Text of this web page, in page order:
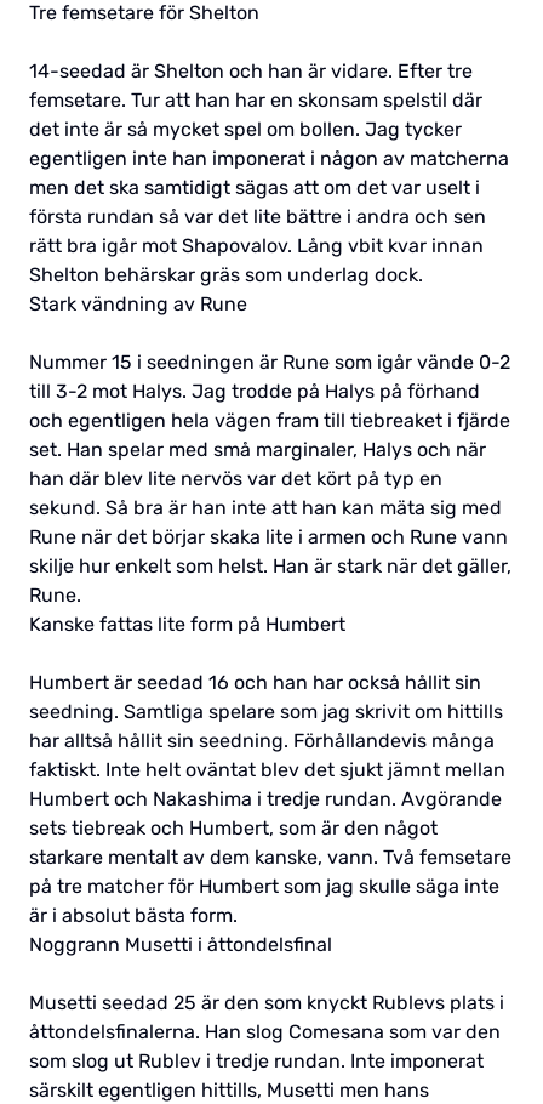
Tre femsetare för Shelton
14-seedad är Shelton och han är vidare. Efter tre
femsetare. Tur att han har en skonsam spelstil där
det inte är så mycket spel om bollen. Jag tycker
egentligen inte han imponerat i någon av matcherna
men det ska samtidigt sägas att om det var uselt i
första rundan så var det lite bättre i andra och sen
rätt bra igår mot Shapovalov. Lång vbit kvar innan
Shelton behärskar gräs som underlag dock.
Stark vändning av Rune
Nummer 15 i seedningen är Rune som igår vände 0-2
till 3-2 mot Halys. Jag trodde på Halys på förhand
och egentligen hela vägen fram till tiebreaket i fjärde
set. Han spelar med små marginaler, Halys och när
han där blev lite nervös var det kört på typ en
sekund. Så bra är han inte att han kan mäta sig med
Rune när det börjar skaka lite i armen och Rune vann
skilje hur enkelt som helst. Han är stark när det gäller,
Rune.
Kanske fattas lite form på Humbert
Humbert är seedad 16 och han har också hållit sin
seedning. Samtliga spelare som jag skrivit om hittills
har alltså hållit sin seedning. Förhållandevis många
faktiskt. Inte helt oväntat blev det sjukt jämnt mellan
Humbert och Nakashima i tredje rundan. Avgörande
sets tiebreak och Humbert, som är den något
starkare mentalt av dem kanske, vann. Två femsetare
på tre matcher för Humbert som jag skulle säga inte
är i absolut bästa form.
Noggrann Musetti i åttondelsfinal
Musetti seedad 25 är den som knyckt Rublevs plats i
åttondelsfinalerna. Han slog Comesana som var den
som slog ut Rublev i tredje rundan. Inte imponerat
särskilt egentligen hittills, Musetti men hans